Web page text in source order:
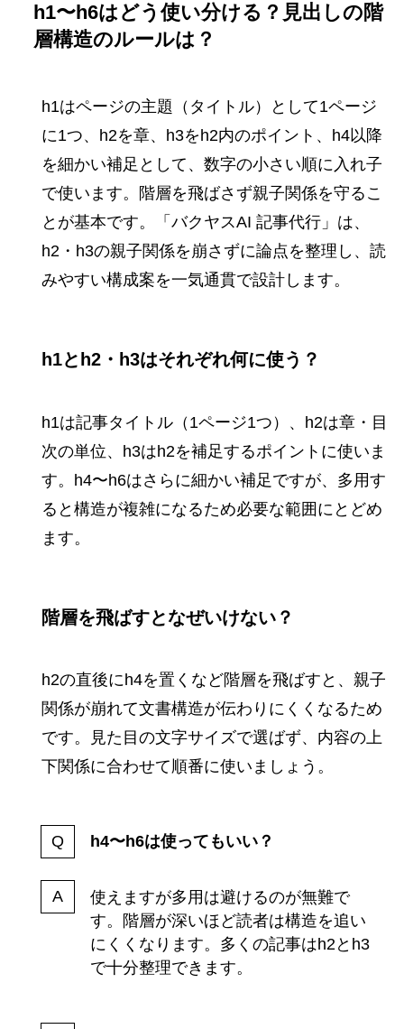
h1〜h6はどう使い分ける？見出しの階
層構造のルールは？
h1はページの主題（タイトル）として1ページ
に1つ、h2を章、h3をh2内のポイント、h4以降
を細かい補足として、数字の小さい順に入れ子
で使います。階層を飛ばさず親子関係を守るこ
とが基本です。「バクヤスAI 記事代行」は、
h2・h3の親子関係を崩さずに論点を整理し、読
みやすい構成案を一気通貫で設計します。
h1とh2・h3はそれぞれ何に使う？
h1は記事タイトル（1ページ1つ）、h2は章・目
次の単位、h3はh2を補足するポイントに使いま
す。h4〜h6はさらに細かい補足ですが、多用す
ると構造が複雑になるため必要な範囲にとどめ
ます。
階層を飛ばすとなぜいけない？
h2の直後にh4を置くなど階層を飛ばすと、親子
関係が崩れて文書構造が伝わりにくくなるため
です。見た目の文字サイズで選ばず、内容の上
下関係に合わせて順番に使いましょう。
h4〜h6は使ってもいい？
使えますが多用は避けるのが無難で
す。階層が深いほど読者は構造を追い
にくくなります。多くの記事はh2とh3
で十分整理できます。